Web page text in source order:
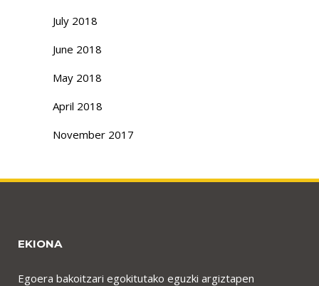
July 2018
June 2018
May 2018
April 2018
November 2017
EKIONA
Egoera bakoitzari egokitutako eguzki argiztapen